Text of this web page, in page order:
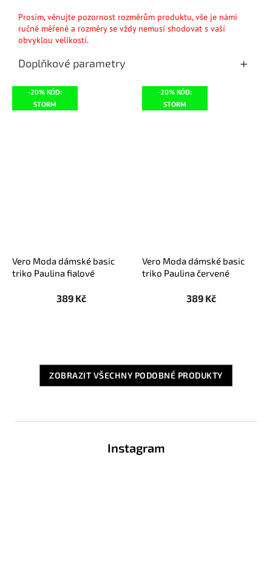
Prosím, věnujte pozornost rozměrům produktu, vše je námi
ručně měřené a rozměry se vždy nemusí shodovat s vaší
obvyklou velikostí.
Doplňkové parametry
-20% KÓD:
STORM
Vero Moda dámské basic
triko Paulina fialové
389 Kč
-20% KÓD:
STORM
Vero Moda dámské basic
triko Paulina červené
389 Kč
ZOBRAZIT VŠECHNY PODOBNÉ PRODUKTY
Instagram